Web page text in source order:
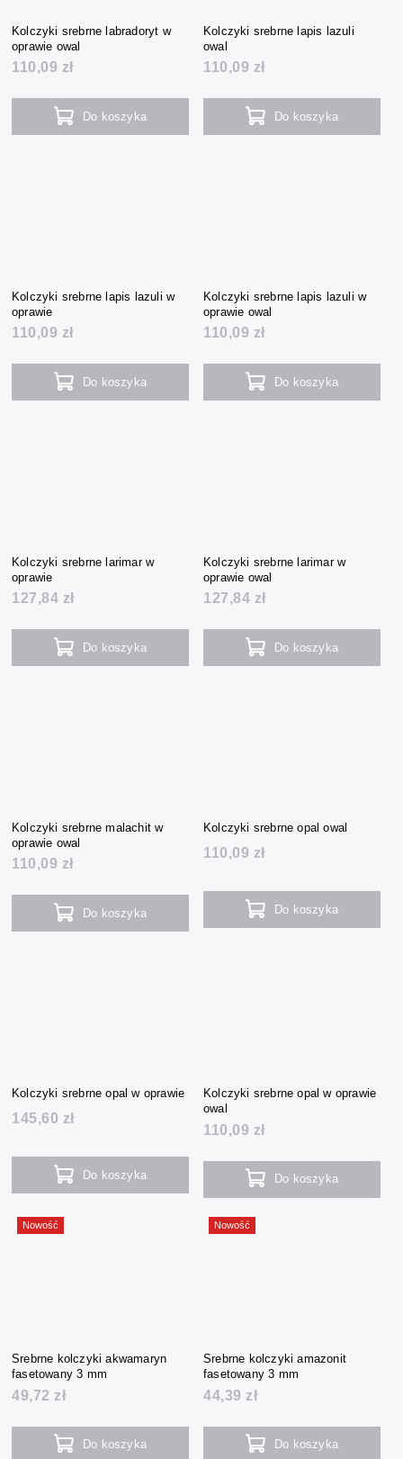
Kolczyki srebrne labradoryt w
oprawie owal
110,09 zł
Do koszyka
Kolczyki srebrne lapis lazuli
owal
110,09 zł
Do koszyka
Kolczyki srebrne lapis lazuli w
oprawie
110,09 zł
Do koszyka
Kolczyki srebrne lapis lazuli w
oprawie owal
110,09 zł
Do koszyka
Kolczyki srebrne larimar w
oprawie
127,84 zł
Do koszyka
Kolczyki srebrne larimar w
oprawie owal
127,84 zł
Do koszyka
Kolczyki srebrne malachit w
oprawie owal
110,09 zł
Do koszyka
Kolczyki srebrne opal owal
110,09 zł
Do koszyka
Kolczyki srebrne opal w oprawie
145,60 zł
Do koszyka
Kolczyki srebrne opal w oprawie
owal
110,09 zł
Do koszyka
Nowość
Srebrne kolczyki akwamaryn
fasetowany 3 mm
49,72 zł
Do koszyka
Nowość
Srebrne kolczyki amazonit
fasetowany 3 mm
44,39 zł
Do koszyka